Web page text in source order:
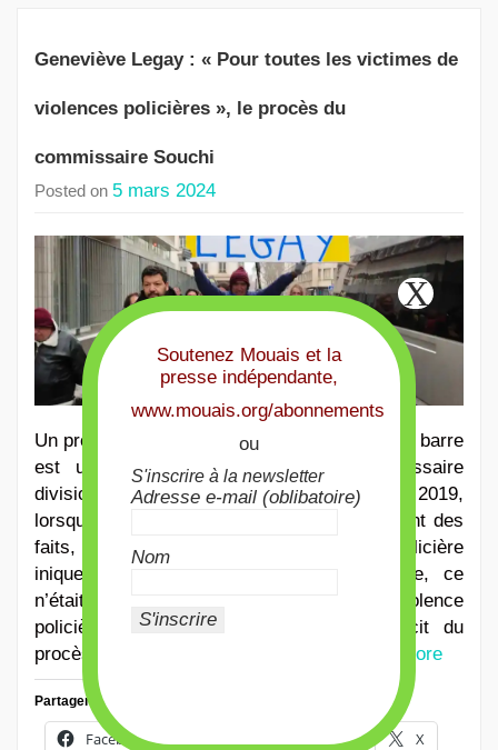
Geneviève Legay : « Pour toutes les victimes de
violences policières », le procès du
commissaire Souchi
Posted on 5 mars 2024
Un procès historique. Un donneur d’ordre à la barre
est un cas rare. Rabah Souchi, commissaire
divisionnaire était à la manœuvre ce 23 mars 2019,
lorsque Geneviève Legay, 73 ans au moment des
faits, a failli perdre la vie sur une charge policière
inique. Mais contrairement à l’accoutumée, ce
n’était pas le responsable direct de la violence
policière, mais la tutelle instigatrice. Récit du
procès de Rabah Souchi, accusé de..
Read More
Partager :
Facebook E-mail X
Soutenez Mouais et la
presse indépendante,
www.mouais.org/abonnements
ou
S'inscrire à la newsletter
Adresse e-mail (oblibatoire)
Nom